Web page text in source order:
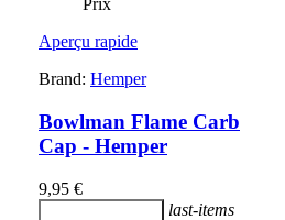
Prix
Aperçu rapide
Brand: Hemper
Bowlman Flame Carb
Cap - Hemper
9,95 €
last-items